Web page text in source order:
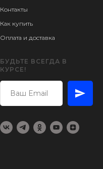
Контакты
Как купить
Оплата и доставка
БУДЬТЕ ВСЕГДА В
КУРСЕ!